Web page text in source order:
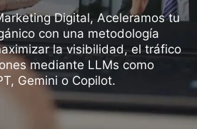
Digital, Aceleramos tu
con una metodología
la visibilidad, el tráfico
mediante LLMs como
Gemini o Copilot.